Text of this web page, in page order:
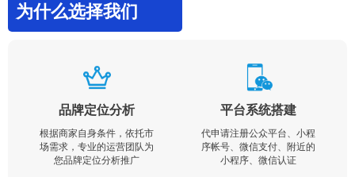
为什么选择我们
品牌定位分析
根据商家自身条件，依托市
场需求，专业的运营团队为
您品牌定位分析推广
平台系统搭建
代申请注册公众平台、小程
序帐号、微信支付、附近的
小程序、微信认证